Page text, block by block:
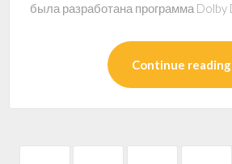
была разработана программа Dolby
Continue reading